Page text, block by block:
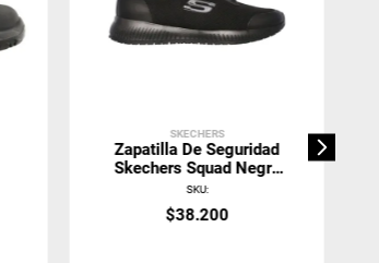
SKECHERS
Zapatilla De Seguridad
Skechers Squad Negro
Mujer
SKU:
$38.200